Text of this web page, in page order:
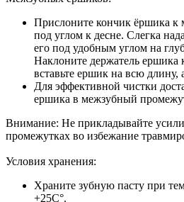
Прислоните кончик ёршика к
под углом к десне. Слегка
его под удобным углом на
Наклоните держатель ершика
вставьте ершик на всю длину,
Для эффективной чистки
ершика в межзубный
Внимание: Не прикладывайте
промежутках во избежание
Условия хранения:
Храните зубную пасту при
+25С°.